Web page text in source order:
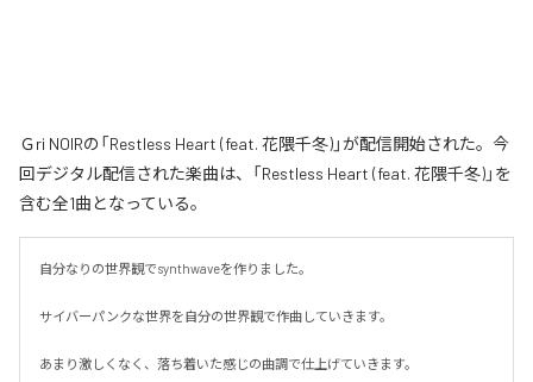
Ｇri NOIRの「Restless Heart (feat. 花隈千冬)」が配信開始された。今
回デジタル配信された楽曲は、「Restless Heart (feat. 花隈千冬)」を
含む全1曲となっている。
自分なりの世界観でsynthwaveを作りました。
サイバーパンクな世界を自分の世界観で作曲していきます。
あまり激しくなく、落ち着いた感じの曲調で仕上げていきます。